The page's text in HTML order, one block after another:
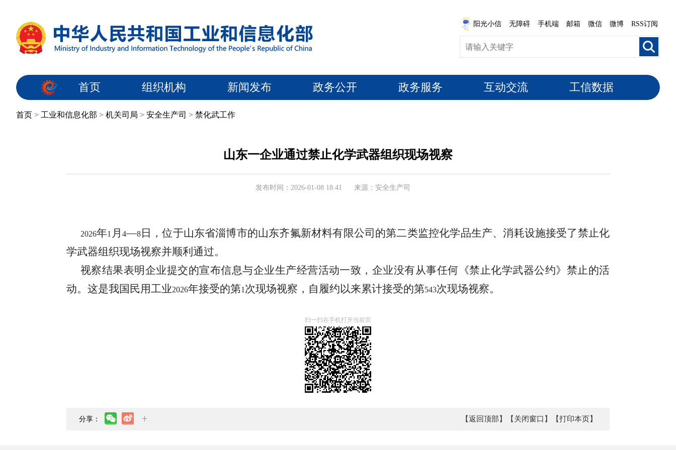
阳光小信 无障碍 手机端 邮箱 微信 微博 RSS订阅
首页 组织机构 新闻发布 政务公开 政务服务 互动交流 工信数据
首页 > 工业和信息化部 > 机关司局 > 安全生产司 > 禁化武工作
山东一企业通过禁止化学武器组织现场视察
发布时间：2026-01-08 18:41 来源：安全生产司
2026年1 月 4—8日，位于山东省淄博市的山东齐氟新材料有限公司 的第二类监控化学品生产、消耗设施接受了禁止化
学武器组织现场视察并顺利通过。
视察结果表明企业提交的宣布信息与企业生产经营活动一致，企业没有从事任何《禁止化学武器公约》禁止的活
动。这是我国民用工业2026年接受的第1 次现场视察，自履约以来累计接受的第543次现场视察。
扫一扫在手机打开当前页
分享： 【返回顶部】 【关闭窗口】 【打印本页】